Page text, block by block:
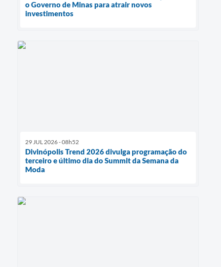
o Governo de Minas para atrair novos
investimentos
29 JUL 2026 - 08h52
Divinópolis Trend 2026 divulga programação do
terceiro e último dia do Summit da Semana da
Moda